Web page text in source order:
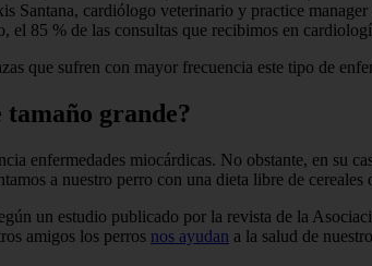
Santana, cardiólogo veterinario y practice
85 % de las consultas que recibimos en
que sufren con mayor frecuencia este tipo de
tamaño grande?
enfermedades miocárdicas. No obstante, en su
a nuestro perro con una dieta libre de
un estudio publicado por la revista de la
amigos los perros nos ayudan a la salud de